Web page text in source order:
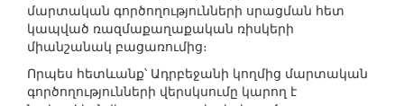
մարտական գործողությունների սրացման հետ
կապված ռազմաքաղաքական ռիսկերի
միանշանակ բացառումից։
Որպես հետևանք՝ Ադրբեջանի կողմից մարտական
գործողությունների վերսկսումը կարող է